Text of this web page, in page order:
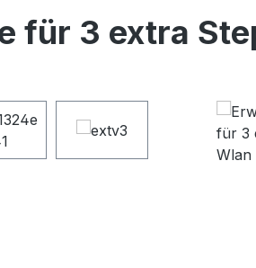
für 3 extra